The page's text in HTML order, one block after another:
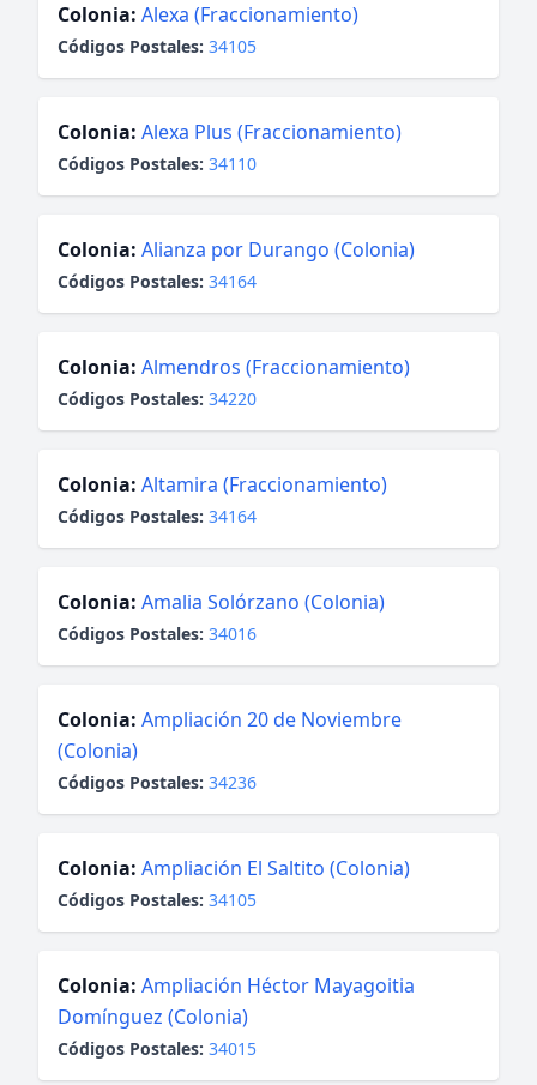
Colonia: Alexa (Fraccionamiento)
Códigos Postales: 34105
Colonia: Alexa Plus (Fraccionamiento)
Códigos Postales: 34110
Colonia: Alianza por Durango (Colonia)
Códigos Postales: 34164
Colonia: Almendros (Fraccionamiento)
Códigos Postales: 34220
Colonia: Altamira (Fraccionamiento)
Códigos Postales: 34164
Colonia: Amalia Solórzano (Colonia)
Códigos Postales: 34016
Colonia: Ampliación 20 de Noviembre
(Colonia)
Códigos Postales: 34236
Colonia: Ampliación El Saltito (Colonia)
Códigos Postales: 34105
Colonia: Ampliación Héctor Mayagoitia
Domínguez (Colonia)
Códigos Postales: 34015